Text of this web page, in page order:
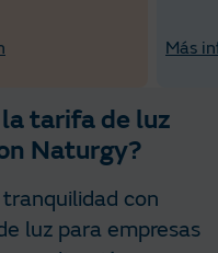
Más
tarifa de luz
Naturgy?
con
luz para empresas